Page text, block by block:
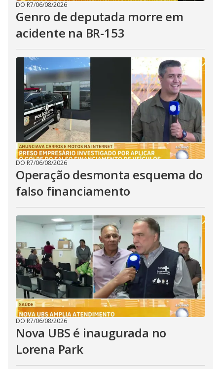
DO R7/06/08/2026
Genro de deputada morre em
acidente na BR-153
DO R7/06/08/2026
Operação desmonta esquema do
falso financiamento
DO R7/06/08/2026
Nova UBS é inaugurada no
Lorena Park